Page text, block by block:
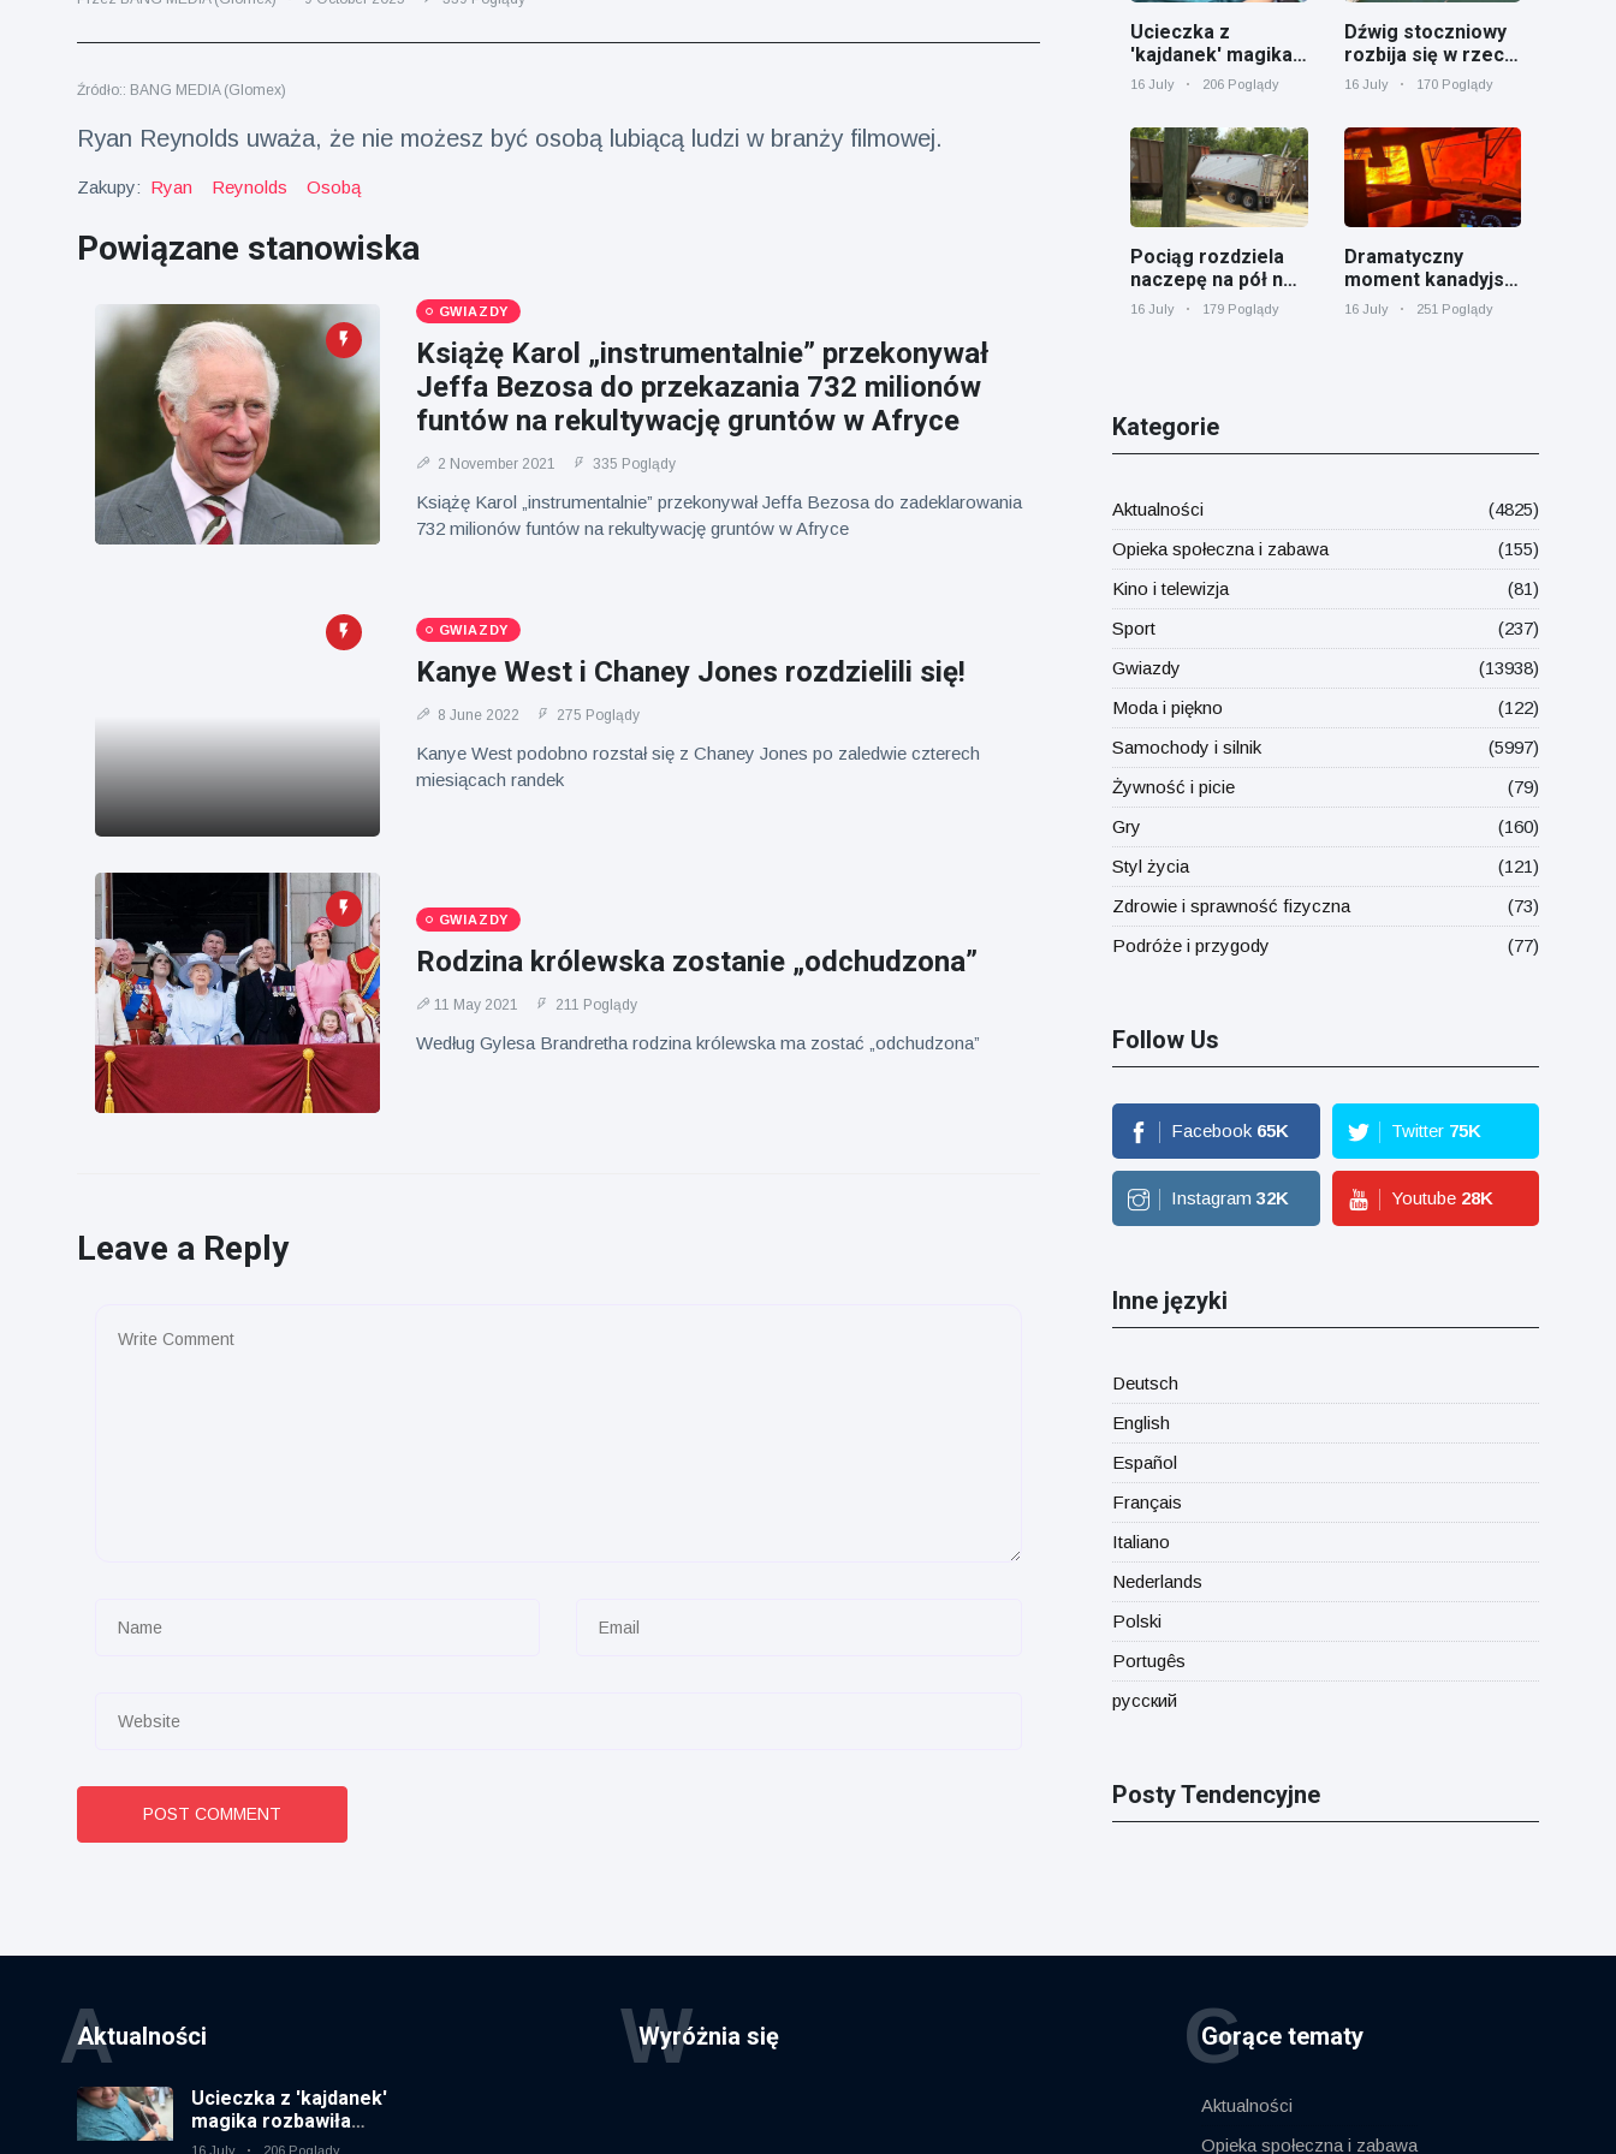
Podróże i przygody
(77)
Najnowsze
'kajdanek'
magika
rozbawiła
publiczność
16 July
206
Poglądy
Konserywiści
świętują
narodziny
pierwszego
tapira
nizinne w
brytyjskim
16 July
195
Poglądy
Mężczyzna z
Źródło:: BANG MEDIA (Glomex)
Ryan Reynolds uważa, że nie możesz być osobą lubiącą ludzi w branży filmowej.
Zakupy: Ryan Reynolds Osobą
Powiązane stanowiska
GWIAZDY
Książę Karol „instrumentalnie” przekonywał
Jeffa Bezosa do przekazania 732 milionów
funtów na rekultywację gruntów w Afryce
2 November 2021 335 Poglądy
Książę Karol „instrumentalnie” przekonywał Jeffa Bezosa do zadeklarowania
732 milionów funtów na rekultywację gruntów w Afryce
GWIAZDY
Kanye West i Chaney Jones rozdzielili się!
8 June 2022 275 Poglądy
Kanye West podobno rozstał się z Chaney Jones po zaledwie czterech
miesiącach randek
GWIAZDY
Rodzina królewska zostanie „odchudzona”
11 May 2021 211 Poglądy
Według Gylesa Brandretha rodzina królewska ma zostać „odchudzona”
Leave a Reply
POST COMMENT
Ucieczka z
'kajdanek' magika
rozbawiła
16 July 206 Poglądy
Dźwig stoczniowy
rozbija się w rzece
Cooper koło
16 July 170 Poglądy
Pociąg rozdziela
naczepę na pół na
przejeździe
16 July 179 Poglądy
Dramatyczny
moment kanadyjski
pociąg towarowy
16 July 251 Poglądy
Kategorie
Aktualności
(4825)
Opieka społeczna i zabawa
(155)
Kino i telewizja
(81)
Sport
(237)
Gwiazdy
(13938)
Moda i piękno
(122)
Samochody i silnik
(5997)
Żywność i picie
(79)
Gry
(160)
Styl życia
(121)
Zdrowie i sprawność fizyczna
(73)
Podróże i przygody
(77)
Follow Us
Facebook 65K Twitter 75K
Instagram 32K Youtube 28K
Inne języki
Deutsch
English
Español
Français
Italiano
Nederlands
Polski
Portugês
русский
Posty Tendencyjne
Aktualności
A
Ucieczka z 'kajdanek'
magika rozbawiła
publiczność
16 July 206 Poglądy
Wyróżnia się
W Gorące tematy
G
Aktualności
Opieka społeczna i zabawa